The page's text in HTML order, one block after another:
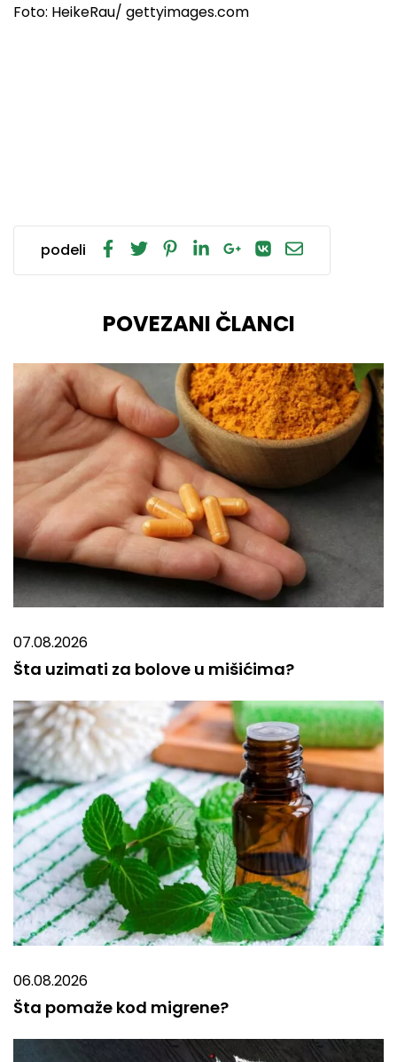
Foto: HeikeRau/ gettyimages.com
podeli
POVEZANI ČLANCI
07.08.2026
Šta uzimati za bolove u mišićima?
06.08.2026
Šta pomaže kod migrene?